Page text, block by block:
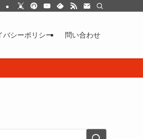
バシーポリシー 問い合わせ